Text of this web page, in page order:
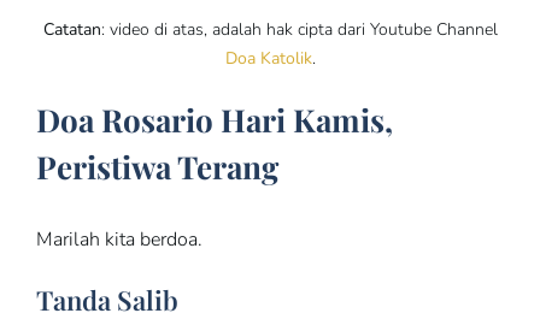
Catatan: video di atas, adalah hak cipta dari Youtube Channel
Doa Katolik.
Doa Rosario Hari Kamis,
Peristiwa Terang
Marilah kita berdoa.
Tanda Salib